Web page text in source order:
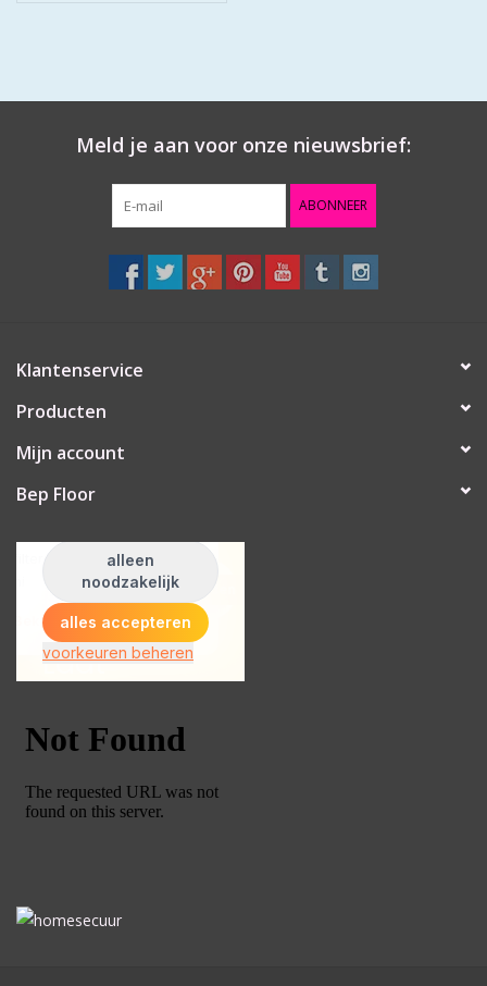
Meld je aan voor onze nieuwsbrief:
ABONNEER
Klantenservice
Producten
Mijn account
Bep Floor